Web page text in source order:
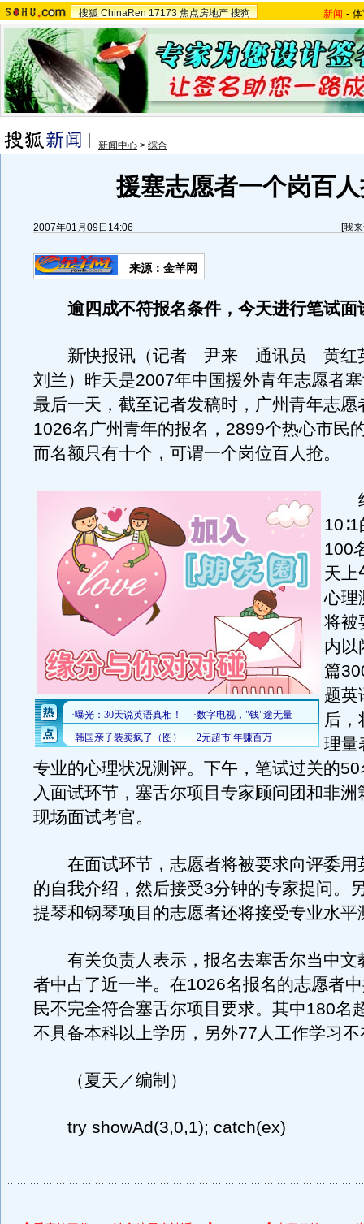
搜狐 ChinaRen 17173 焦点房地产 搜狗 新闻 -
新闻中心 > 综合
援塞志愿者一个岗百
2007年01月09日14:06 [我
来源：金羊网
逾四成不符报名条件，今天进行笔试面
新快报讯（记者 尹来 通讯员 黄
刘兰）昨天是2007年中国援外青年志愿者
最后一天，截至记者发稿时，广州青年志愿
1026名广州青年的报名，2899个热心市民
而名额只有十个，可谓一个岗位百人抢。
经
100
天上
心理
将被
内以
篇
题英
后，
理量
专业的心理状况测评。下午，笔试过关的50
入面试环节，塞舌尔项目专家顾问团和非洲
现场面试考官。
在面试环节，志愿者将被要求向评委用
的自我介绍，然后接受3分钟的专家提问。
提琴和钢琴项目的志愿者还将接受专业水平
有关负责人表示，报名去塞舌尔当中文
者中占了近一半。在1026名报名的志愿者
民不完全符合塞舌尔项目要求。其中180名
不具备本科以上学历，另外77人工作学习
（夏天／编制）
try showAd(3,0,1); catch(ex)